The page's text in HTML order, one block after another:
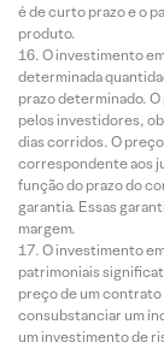
é de curto prazo e o
produto.
O investimento
determinada
prazo determinado.
pelos investidores,
dias corridos. O
correspondente aos
função do prazo do
garantia. Essas
margem.
O investimento
patrimoniais
preço de um
consubstanciar um
um investimento de